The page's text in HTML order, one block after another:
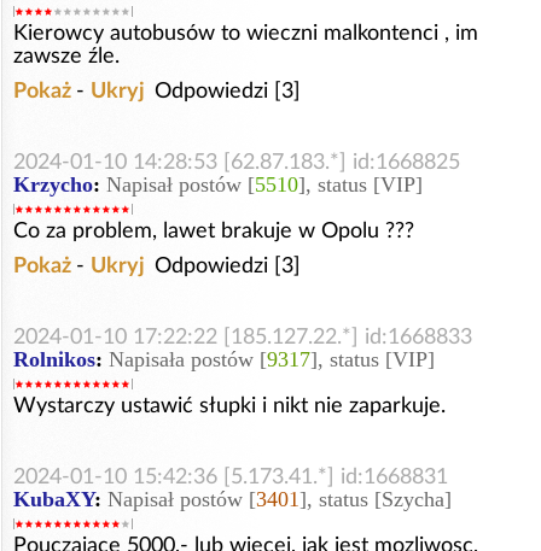
Kierowcy autobusów to wieczni malkontenci , im
zawsze źle.
Pokaż - Ukryj Odpowiedzi [3]
2024-01-10 14:28:53 [62.87.183.*] id:1668825
Krzycho: Napisał postów [5510], status [VIP]
Co za problem, lawet brakuje w Opolu ???
Pokaż - Ukryj Odpowiedzi [3]
2024-01-10 17:22:22 [185.127.22.*] id:1668833
Rolnikos: Napisała postów [9317], status [VIP]
Wystarczy ustawić słupki i nikt nie zaparkuje.
2024-01-10 15:42:36 [5.173.41.*] id:1668831
KubaXY: Napisał postów [3401], status [Szycha]
Pouczajace 5000,- lub wiecej, jak jest mozliwosc,